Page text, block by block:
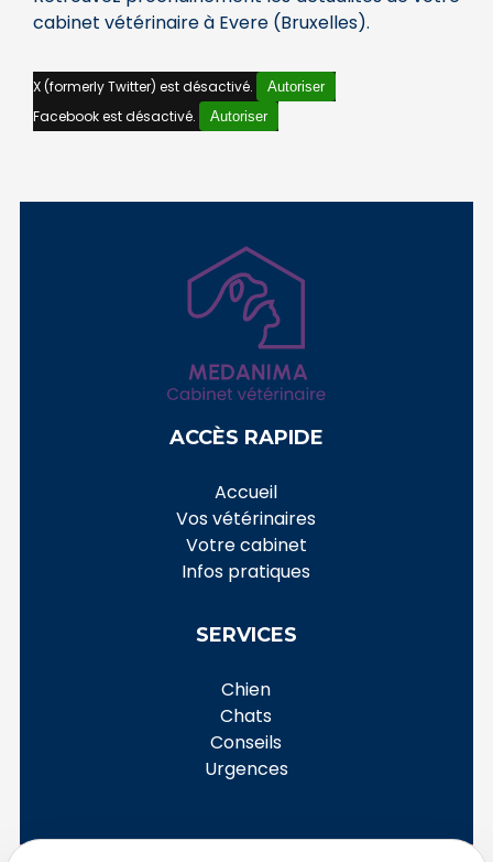
cabinet vétérinaire à Evere (Bruxelles).
X (formerly Twitter) est désactivé. Autoriser
Facebook est désactivé. Autoriser
ACCÈS RAPIDE
Accueil
Vos vétérinaires
Votre cabinet
Infos pratiques
SERVICES
Chien
Chats
Conseils
Urgences